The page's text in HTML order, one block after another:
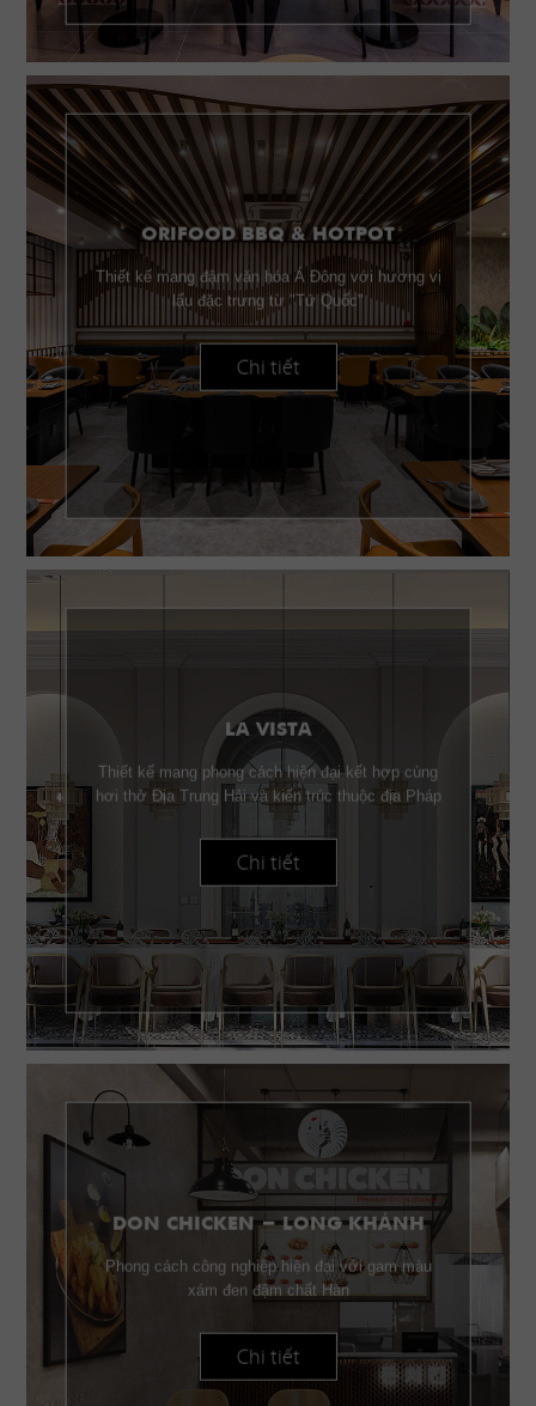
ORIFOOD BBQ & HOTPOT
Thiết kế mang đậm văn hóa Á Đông với hương vị
lẩu đặc trưng từ "Tứ Quốc"
Chi tiết
LA VISTA
Thiết kế mang phong cách hiện đại kết hợp cùng
hơi thở Địa Trung Hải và kiến trúc thuộc địa Pháp
Chi tiết
DON CHICKEN - LONG KHÁNH
Phong cách công nghiệp hiện đại với gam màu
xám đen đậm chất Hàn
Chi tiết